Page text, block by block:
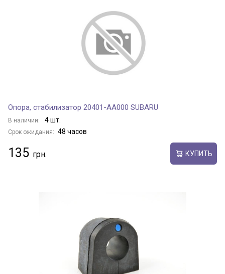
Опора, стабилизатор 20401-AA000 SUBARU
В наличии: 4 шт.
Срок ожидания: 48 часов
135 КУПИТЬ